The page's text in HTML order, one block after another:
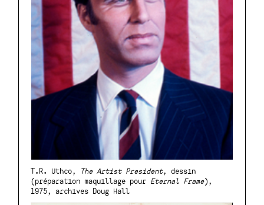
T.R. Uthco, The Artist President, dessin
(préparation maquillage pour Eternal Frame),
1975, archives Doug Hall